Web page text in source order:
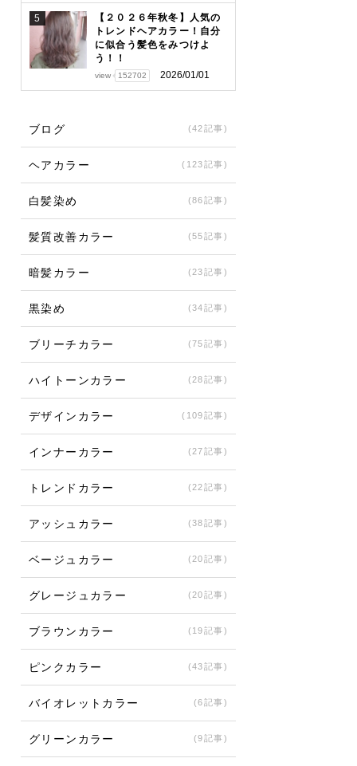
5
【２０２６年秋冬】人気の
トレンドヘアカラー！自分
に似合う髪色をみつけよ
う！！
view 152702 2026/01/01
ブログ (42記事)
ヘアカラー (123記事)
白髪染め (86記事)
髪質改善カラー (55記事)
暗髪カラー (23記事)
黒染め (34記事)
ブリーチカラー (75記事)
ハイトーンカラー (28記事)
デザインカラー (109記事)
インナーカラー (27記事)
トレンドカラー (22記事)
アッシュカラー (38記事)
ベージュカラー (20記事)
グレージュカラー (20記事)
ブラウンカラー (19記事)
ピンクカラー (43記事)
バイオレットカラー (6記事)
グリーンカラー (9記事)